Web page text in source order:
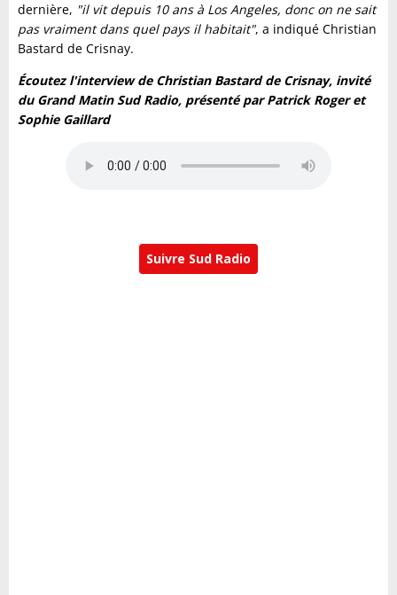
dernière, "il vit depuis 10 ans à Los Angeles, donc on ne sait
pas vraiment dans quel pays il habitait", a indiqué Christian
Bastard de Crisnay.
Écoutez l'interview de Christian Bastard de Crisnay, invité
du Grand Matin Sud Radio, présenté par Patrick Roger et
Sophie Gaillard
Suivre Sud Radio